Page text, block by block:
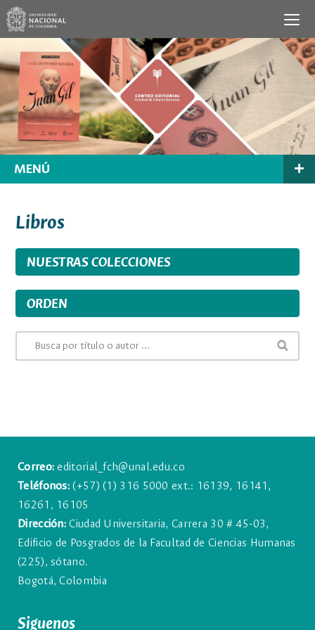
MENÚ
Libros
NUESTRAS COLECCIONES
ORDEN
Correo:editorial_fch@unal.edu.co
Teléfonos:(+57) (1) 316 5000 ext.: 16139, 16141,
16261, 16105
Dirección:Ciudad Universitaria, Carrera 30 # 45-03,
Edificio de Posgrados de la Facultad de Ciencias Humanas
(225), sótano.
Bogotá, Colombia
Siguenos